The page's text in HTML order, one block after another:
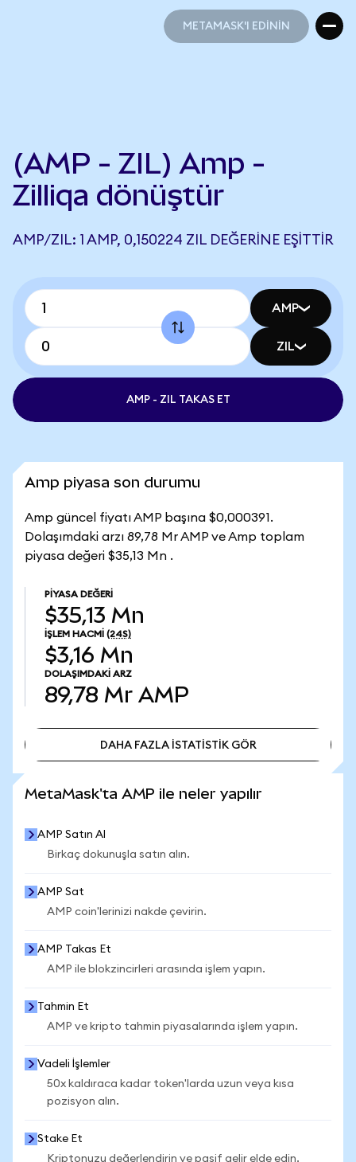
METAMASK'I EDİNİN
(AMP - ZIL) Amp -
Zilliqa dönüştür
AMP/ZIL: 1 AMP, 0,150224 ZIL DEĞERINE EŞITTIR
AMP
ZIL
AMP - ZIL TAKAS ET
Amp piyasa son durumu
Amp güncel fiyatı AMP başına $0,000391.
Dolaşımdaki arzı 89,78 Mr AMP ve Amp toplam
piyasa değeri $35,13 Mn .
PIYASA DEĞERI
$35,13 Mn
İŞLEM HACMI (24S)
$3,16 Mn
DOLAŞIMDAKI ARZ
89,78 Mr AMP
DAHA FAZLA İSTATİSTİK GÖR
MetaMask'ta AMP ile neler yapılır
AMP Satın Al
Birkaç dokunuşla satın alın.
AMP Sat
AMP coin'lerinizi nakde çevirin.
AMP Takas Et
AMP ile blokzincirleri arasında işlem yapın.
Tahmin Et
AMP ve kripto tahmin piyasalarında işlem yapın.
Vadeli İşlemler
50x kaldıraca kadar token'larda uzun veya kısa
pozisyon alın.
Stake Et
Kriptonuzu değerlendirin ve pasif gelir elde edin.